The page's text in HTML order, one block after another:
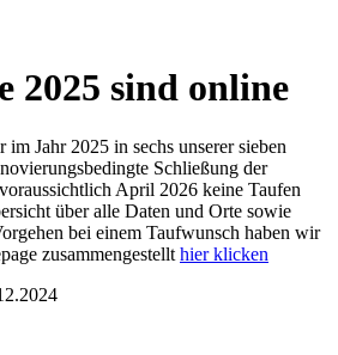
2025 sind online
Jahr 2025 in sechs unserer sieben
Schließung der
April 2026 keine Taufen
über alle Daten und Orte sowie
bei einem Taufwunsch haben wir
zusammengestellt hier klicken